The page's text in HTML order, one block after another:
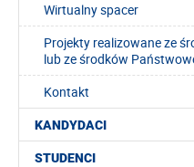
Wirtualny spacer
Projekty realizowane ze
lub ze środków
Kontakt
KANDYDACI
STUDENCI